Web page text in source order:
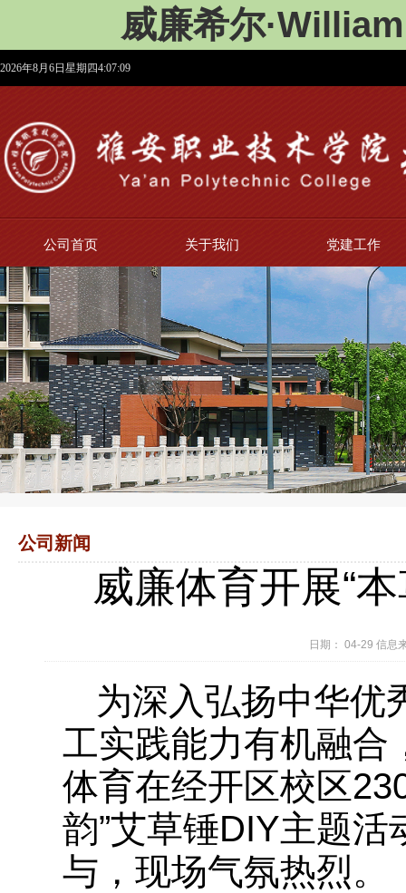
威廉希尔
2026年8月6日星期四4:07:10
公司首页 关于我们 党建工作
公司新闻
威廉体育开展“
日期： 04-29 信
为深入弘扬中华优
工实践能力有机融合
体育在经开区校区
韵”艾草锤DIY主题
与，现场气氛热烈。